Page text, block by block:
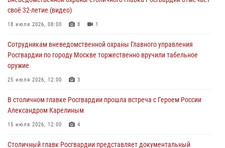
04 августа 2026, 08:00
находящегося в федеральном розыске (видео)
03 августа 2026, 12:00
Московские росгвардейцы пришли на помощь семье, у которой
своё 32-летие (видео)
18 июля 2026, 08:00 8 1
Сотрудникам вневедомственной охраны Главного управления
Росгвардии по городу Москве торжественно вручили табельное
оружие
25 июля 2026, 12:00 3
В столичном главке Росгвардии прошла встреча с Героем России
Александром Карелиным
15 июля 2026, 12:00 4
Столичный главк Росгвардии представляет документальный